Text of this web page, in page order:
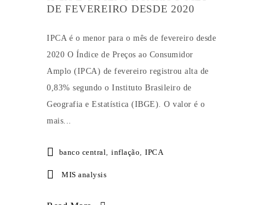
DE FEVEREIRO DESDE 2020
IPCA é o menor para o mês de fevereiro desde
2020 O Índice de Preços ao Consumidor
Amplo (IPCA) de fevereiro registrou alta de
0,83% segundo o Instituto Brasileiro de
Geografia e Estatística (IBGE). O valor é o
mais...
banco central inflação IPCA
MIS analysis